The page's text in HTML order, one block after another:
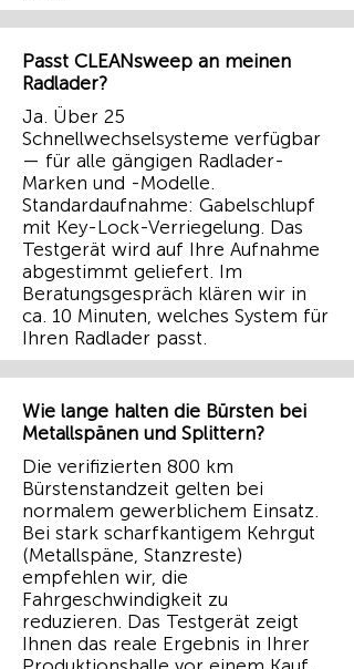
Passt CLEANsweep an meinen
Radlader?
Ja. Über 25
Schnellwechselsysteme verfügbar
— für alle gängigen Radlader-
Marken und -Modelle.
Standardaufnahme: Gabelschlupf
mit Key-Lock-Verriegelung. Das
Testgerät wird auf Ihre Aufnahme
abgestimmt geliefert. Im
Beratungsgespräch klären wir in
ca. 10 Minuten, welches System für
Ihren Radlader passt.
Wie lange halten die Bürsten bei
Metallspänen und Splittern?
Die verifizierten 800 km
Bürstenstandzeit gelten bei
normalem gewerblichem Einsatz.
Bei stark scharfkantigem Kehrgut
(Metallspäne, Stanzreste)
empfehlen wir, die
Fahrgeschwindigkeit zu
reduzieren. Das Testgerät zeigt
Ihnen das reale Ergebnis in Ihrer